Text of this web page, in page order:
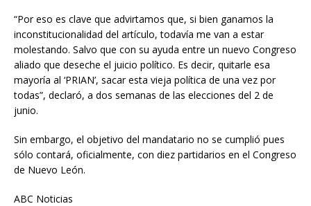
“Por eso es clave que advirtamos que, si bien ganamos la
inconstitucionalidad del artículo, todavía me van a estar
molestando. Salvo que con su ayuda entre un nuevo Congreso
aliado que deseche el juicio político. Es decir, quitarle esa
mayoría al ‘PRIAN’, sacar esta vieja política de una vez por
todas”, declaró, a dos semanas de las elecciones del 2 de
junio.
Sin embargo, el objetivo del mandatario no se cumplió pues
sólo contará, oficialmente, con diez partidarios en el Congreso
de Nuevo León.
ABC Noticias